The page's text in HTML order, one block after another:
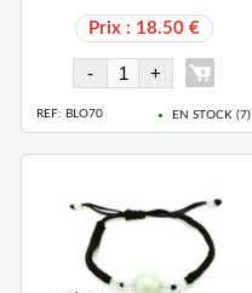
Prix : 18.50 €
REF: BLO70 EN STOCK (7)